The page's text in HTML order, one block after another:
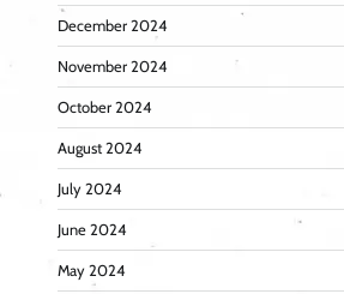
December 2024
November 2024
October 2024
August 2024
July 2024
June 2024
May 2024